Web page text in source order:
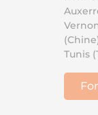
Tunis